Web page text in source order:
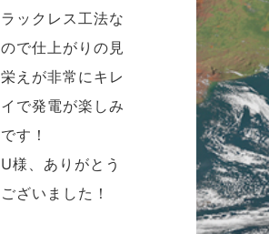
ラックレス工法な
ので仕上がりの見
栄えが非常にキレ
イで発電が楽しみ
です！
U様、ありがとう
ございました！